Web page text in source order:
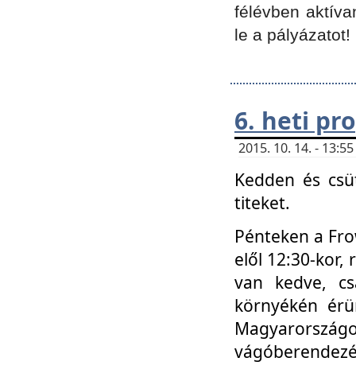
félévben
le a pályázatot!
6. heti
2015. 10. 14. -
Kedden és
titeket.
Pénteken a
elől 12:30-kor,
van kedve,
környékén